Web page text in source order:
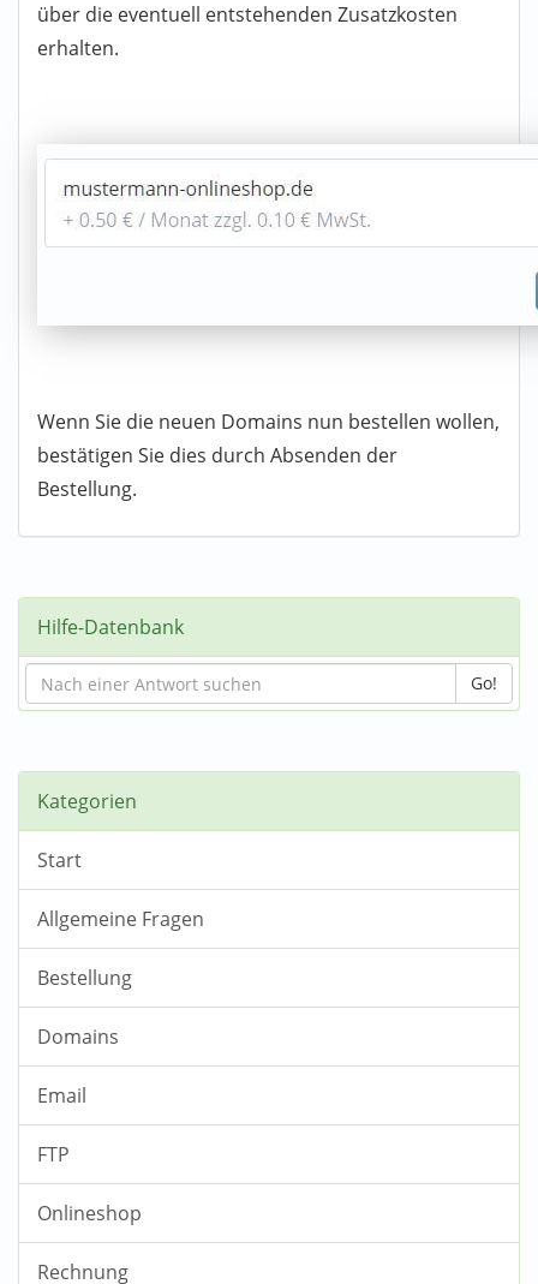
über die eventuell entstehenden Zusatzkosten
erhalten.
Wenn Sie die neuen Domains nun bestellen wollen,
bestätigen Sie dies durch Absenden der
Bestellung.
Hilfe-Datenbank
Go!
Kategorien
Start
Allgemeine Fragen
Bestellung
Domains
Email
FTP
Onlineshop
Rechnung